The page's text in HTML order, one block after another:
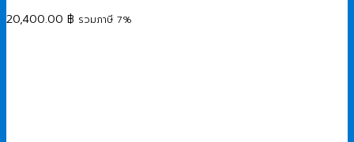
20,400.00 ฿ รวมภาษี 7%